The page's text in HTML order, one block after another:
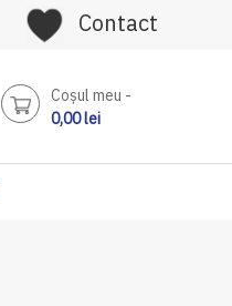
Contact
Coşul meu
0,00 lei